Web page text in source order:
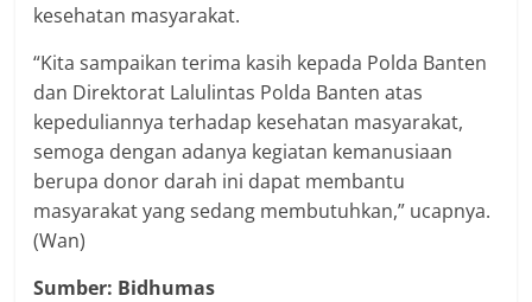
kesehatan masyarakat.
“Kita sampaikan terima kasih kepada Polda Banten
dan Direktorat Lalulintas Polda Banten atas
kepeduliannya terhadap kesehatan masyarakat,
semoga dengan adanya kegiatan kemanusiaan
berupa donor darah ini dapat membantu
masyarakat yang sedang membutuhkan,” ucapnya.
(Wan)
Sumber: Bidhumas